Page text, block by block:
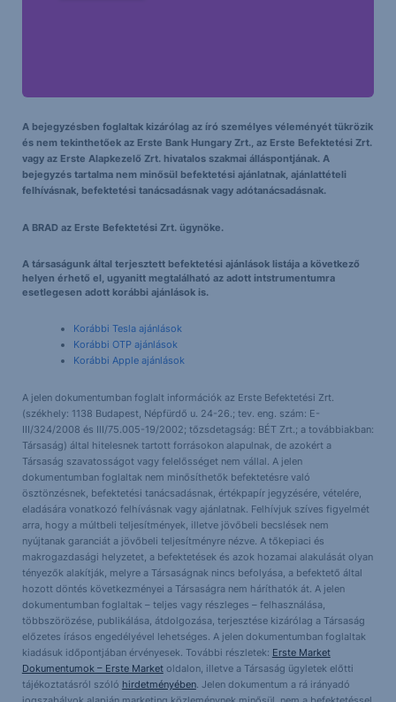
A bejegyzésben foglaltak kizárólag az író személyes véleményét tükrözik
és nem tekinthetőek az Erste Bank Hungary Zrt., az Erste Befektetési Zrt.
vagy az Erste Alapkezelő Zrt. hivatalos szakmai álláspontjának. A
bejegyzés tartalma nem minősül befektetési ajánlatnak, ajánlattételi
felhívásnak, befektetési tanácsadásnak vagy adótanácsadásnak.
A BRAD az Erste Befektetési Zrt. ügynöke.
A társaságunk által terjesztett befektetési ajánlások listája a következő
helyen érhető el, ugyanitt megtalálható az adott intstrumentumra
esetlegesen adott korábbi ajánlások is.
Korábbi Tesla ajánlások
Korábbi OTP ajánlások
Korábbi Apple ajánlások
A jelen dokumentumban foglalt információk az Erste Befektetési Zrt.
(székhely: 1138 Budapest, Népfürdő u. 24-26.; tev. eng. szám: E-
III/324/2008 és III/75.005-19/2002; tőzsdetagság: BÉT Zrt.; a továbbiakban:
Társaság) által hitelesnek tartott forrásokon alapulnak, de azokért a
Társaság szavatosságot vagy felelősséget nem vállal. A jelen
dokumentumban foglaltak nem minősíthetők befektetésre való
ösztönzésnek, befektetési tanácsadásnak, értékpapír jegyzésére, vételére,
eladására vonatkozó felhívásnak vagy ajánlatnak. Felhívjuk szíves figyelmét
arra, hogy a múltbeli teljesítmények, illetve jövőbeli becslések nem
nyújtanak garanciát a jövőbeli teljesítményre nézve. A tőkepiaci és
makrogazdasági helyzetet, a befektetések és azok hozamai alakulását olyan
tényezők alakítják, melyre a Társaságnak nincs befolyása, a befektető által
hozott döntés következményei a Társaságra nem háríthatók át. A jelen
dokumentumban foglaltak – teljes vagy részleges – felhasználása,
többszörözése, publikálása, átdolgozása, terjesztése kizárólag a Társaság
előzetes írásos engedélyével lehetséges. A jelen dokumentumban foglaltak
kiadásuk időpontjában érvényesek. További részletek: Erste Market
Dokumentumok – Erste Marketoldalon, illetve a Társaság ügyletek előtti
tájékoztatásról szóló hirdetményében. Jelen dokumentum a rá irányadó